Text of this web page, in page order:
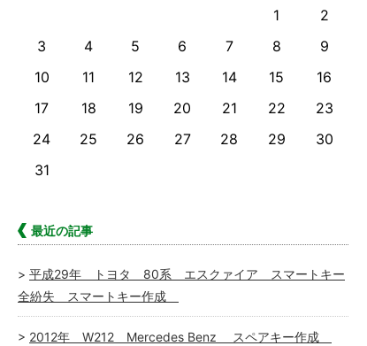
1
2
3
4 5 6 7 8
9
10
11 12 13 14 15
16
17
18 19 20 21 22
23
24
25 26 27 28 29
30
31
最近の記事
平成29年 トヨタ 80系 エスクァイア スマートキー
全紛失 スマートキー作成
2012年 W212 Mercedes Benz スペアキー作成